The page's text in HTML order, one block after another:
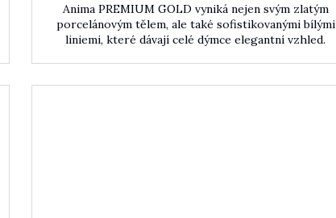
Anima PREMIUM GOLD vyniká nejen svým zlatým
porcelánovým tělem, ale také sofistikovanými bílými
liniemi, které dávají celé dýmce elegantní vzhled.